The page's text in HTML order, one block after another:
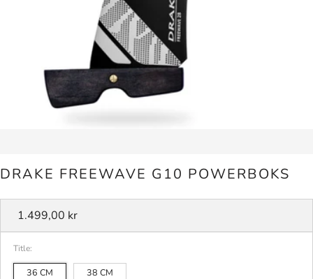
DRAKE FREEWAVE G10 POWERBOKS
Vanlig
pris
1.499,00 kr
Title:
36 CM 38 CM